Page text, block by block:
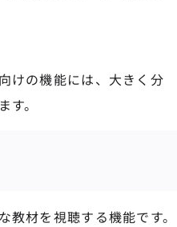
けの機能には、大きく分
。
材を視聴する機能です。